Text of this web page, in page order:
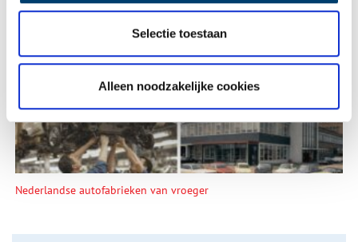
Selectie toestaan
Alleen noodzakelijke cookies
De eendenboeten op De Haukes
Nederlandse autofabrieken van vroeger